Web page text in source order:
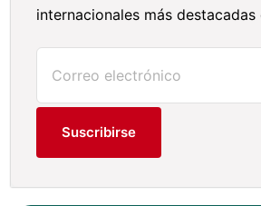
internacionales más destacadas
Suscribirse